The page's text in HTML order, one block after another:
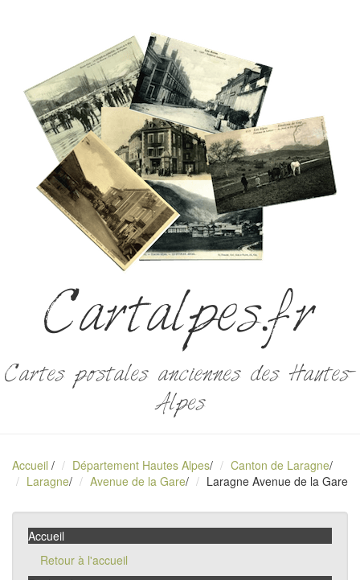
Cartalpes.fr
Cartes postales anciennes des Hautes-
Alpes
Accueil / Département Hautes Alpes/ Canton de Laragne/
Laragne/ Avenue de la Gare/ Laragne Avenue de la Gare
Accueil
Retour à l'accueil